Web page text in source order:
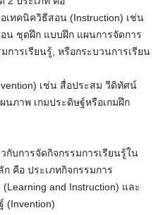
เทคนิควิธีสอน (Instruction) เช่น
น ชุดฝึก แบบฝึก แผนการจัดการ
การเรียนรู้, หรือกระบวนการเรียน
เช่น สื่อประสม วีดิทัศน์
ภาพ เกมประดิษฐ์หรือเกมฝึก
กับการจัดกิจกรรมการเรียนรู้ใน
คือ ประเภทกิจกรรมการ
and Instruction) และ
(Invention)